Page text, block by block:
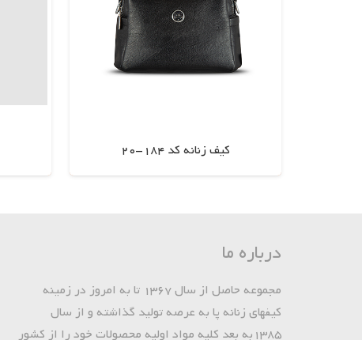
کیف زنانه کد 184-20
درباره ما
مجموعه حاصل از سال 1367 تا به امروز در زمینه
کیفهای زنانه پا به عرصه تولید گذاشته و از سال
1385به بعد کلیه مواد اولیه محصولات خود را از کشور